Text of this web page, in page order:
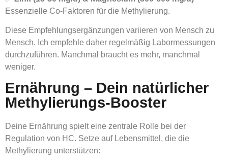
Essenzielle Co-Faktoren für die Methylierung.
Diese Empfehlungsergänzungen variieren von Mensch zu
Mensch. Ich empfehle daher regelmäßig Labormessungen
durchzuführen. Manchmal braucht es mehr, manchmal
weniger.
Ernährung – Dein natürlicher
Methylierungs-Booster
Deine Ernährung spielt eine zentrale Rolle bei der
Regulation von HC. Setze auf Lebensmittel, die die
Methylierung unterstützen: